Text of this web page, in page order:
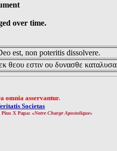
over time.
est, non poteritis dissolvere.
θεου εστιν ου δυνασθε
omnia asservantur.
Societas
X Papa: «Notre Charge Apostolique»